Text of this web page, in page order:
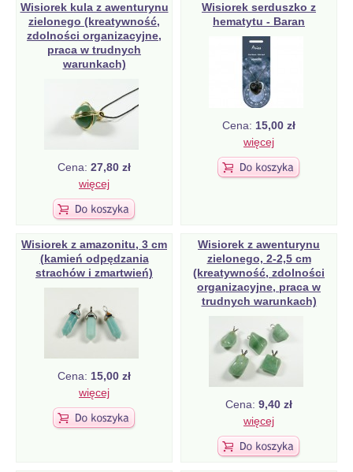
Wisiorek kula z awenturynu
zielonego (kreatywność,
zdolności organizacyjne,
praca w trudnych
warunkach)
Cena: 27,80 zł
więcej
Wisiorek serduszko z
hematytu - Baran
Cena: 15,00 zł
więcej
Wisiorek z amazonitu, 3 cm
(kamień odpędzania
strachów i zmartwień)
Cena: 15,00 zł
więcej
Wisiorek z awenturynu
zielonego, 2-2,5 cm
(kreatywność, zdolności
organizacyjne, praca w
trudnych warunkach)
Cena: 9,40 zł
więcej